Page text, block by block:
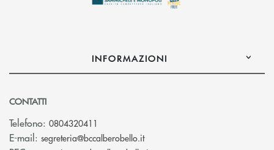
INFORMAZIONI
CONTATTI
Telefono: 0804320411
E-mail: segreteria@bccalberobello.it(si apre l’app di posta